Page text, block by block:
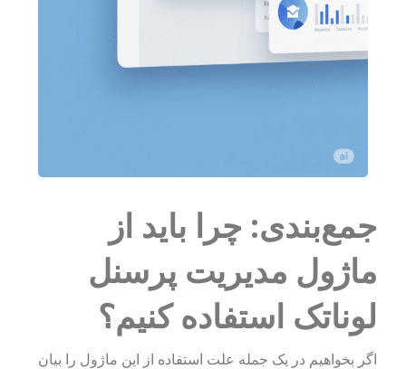
جمع‌بندی: چرا باید از
ماژول مدیریت پرسنل
لوناتک استفاده کنیم؟
اگر بخواهیم در یک جمله علت استفاده از این ماژول را بیان